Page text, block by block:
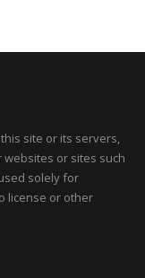
site or its servers,
or sites such
solely for
license or other